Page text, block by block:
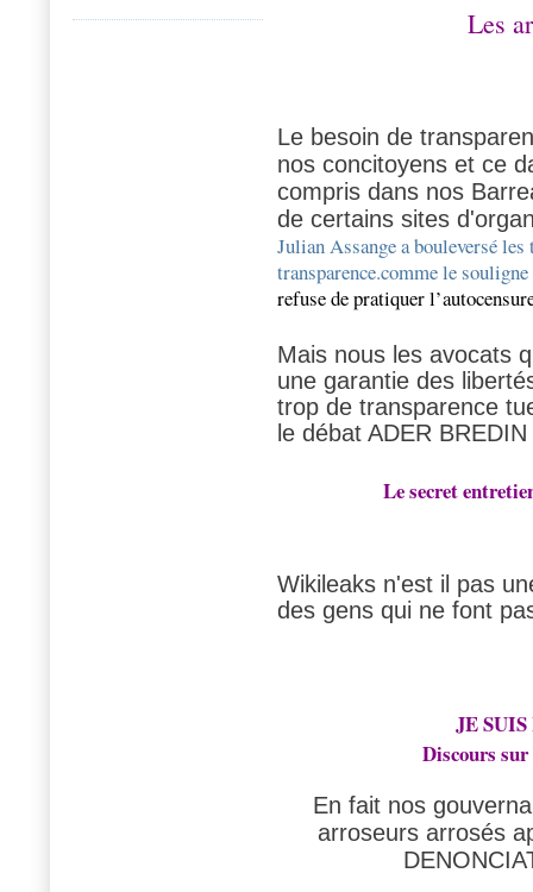
Les
Le besoin de
nos concitoyens et ce
compris dans nos
de certains sites
Julian Assange a bouleversé
transparence.comme le
refuse de pratiquer
Mais nous les avocats
une garantie des
trop de transparence
le débat ADER BREDIN
Le secret
Wikileaks n'est il pas
des gens qui ne font
JE
Discours
En fait nos
arroseurs arrosés